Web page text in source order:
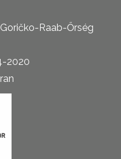
Raab-Őrség
2020